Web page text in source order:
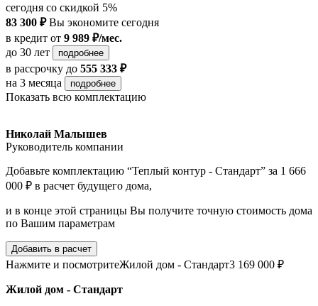
сегодня со скидкой 5%
83 300 ₽Вы экономите сегодня
в кредит от 9 989 ₽/мес.
до 30 лет
подробнее
в рассрочку до 555 333 ₽
на 3 месяца
подробнее
Показать всю комплектацию
Николай Малышев
Руководитель компании
Добавьте комплектацию “Теплый контур - Стандарт” за 1 666
000 ₽ в расчет будущего дома,
и в конце этой страницы Вы получите точную стоимость дома
по Вашим параметрам
Добавить в расчет
Нажмите и посмотритеЖилой дом - Стандарт3 169 000 ₽
Жилой дом - Стандарт